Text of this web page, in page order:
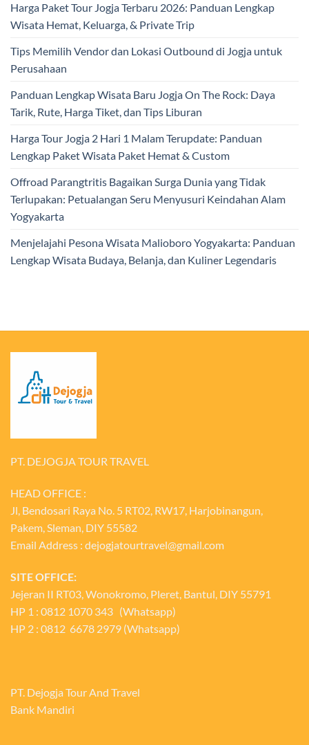
Harga Paket Tour Jogja Terbaru 2026: Panduan Lengkap
Wisata Hemat, Keluarga, & Private Trip
Tips Memilih Vendor dan Lokasi Outbound di Jogja untuk
Perusahaan
Panduan Lengkap Wisata Baru Jogja On The Rock: Daya
Tarik, Rute, Harga Tiket, dan Tips Liburan
Harga Tour Jogja 2 Hari 1 Malam Terupdate: Panduan
Lengkap Paket Wisata Paket Hemat & Custom
Offroad Parangtritis Bagaikan Surga Dunia yang Tidak
Terlupakan: Petualangan Seru Menyusuri Keindahan Alam
Yogyakarta
Menjelajahi Pesona Wisata Malioboro Yogyakarta: Panduan
Lengkap Wisata Budaya, Belanja, dan Kuliner Legendaris
PT. DEJOGJA TOUR TRAVEL
HEAD OFFICE :
Jl, Bendosari Raya No. 5 RT02, RW17, Harjobinangun,
Pakem, Sleman, DIY 55582
Email Address : dejogjatourtravel@gmail.com
SITE OFFICE:
Jejeran II RT03, Wonokromo, Pleret, Bantul, DIY 55791
HP 1 : 0812 1070 343 (Whatsapp)
HP 2 : 0812 6678 2979 (Whatsapp)
PT. Dejogja Tour And Travel
Bank Mandiri